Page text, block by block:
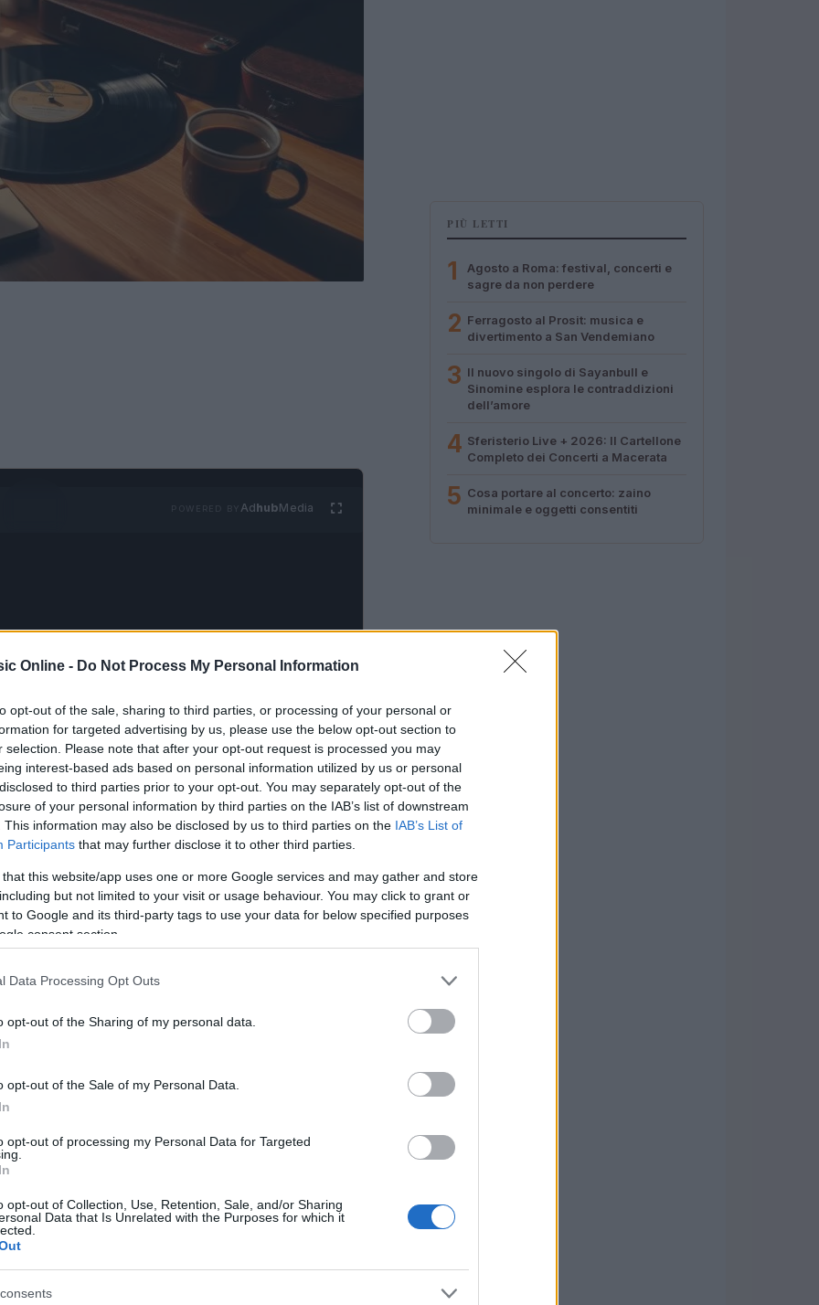
Online - Do Not Process My Personal Information
opt-out of the sale, sharing to third parties, or processing of your personal or
for targeted advertising by us, please use the below opt-out section to
selection. Please note that after your opt-out request is processed you may
interest-based ads based on personal information utilized by us or personal
to third parties prior to your opt-out. You may separately opt-out of the
of your personal information by third parties on the IAB’s list of downstream
This information may also be disclosed by us to third parties on the IAB’s List of
Participants that may further disclose it to other third parties.
that this website/app uses one or more Google services and may gather and store
but not limited to your visit or usage behaviour. You may click to grant or
to Google and its third-party tags to use your data for below specified purposes
consent section.
Data Processing Opt Outs
opt-out of the Sharing of my personal data.
opt-out of the Sale of my Personal Data.
opt-out of processing my Personal Data for Targeted
opt-out of Collection, Use, Retention, Sale, and/or Sharing
Data that Is Unrelated with the Purposes for which it
AdhubMedia
intitolato Thank Youuscirà il28 agostoe
dalle sessioni casalinghe con i suoi figli
nella carriera di Mike D, essendo il
Boys dopo
di un processo creativo che ha visto la
Carter Lang
.
PIÙ LETTI
1
Agosto a Roma: festival, concerti e
sagre da non perdere
2 Ferragosto al Prosit: musica e
divertimento a San Vendemiano
3 Il nuovo singolo di Sayanbull e
Sinomine esplora le contraddizioni
dell’amore
4 Sferisterio Live + 2026: Il Cartellone
Completo dei Concerti a Macerata
5 Cosa portare al concerto: zaino
minimale e oggetti consentiti